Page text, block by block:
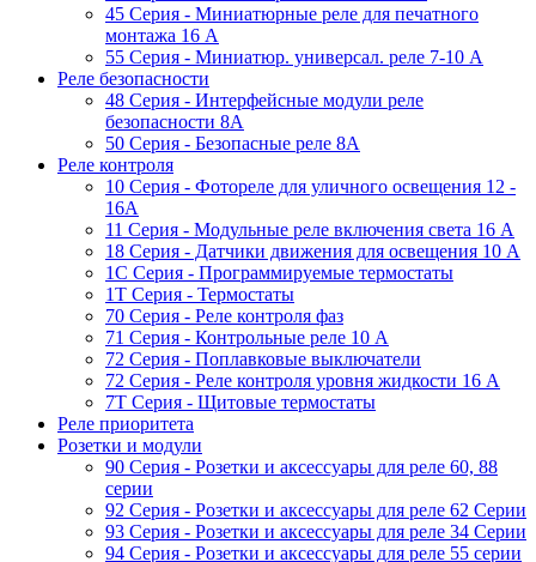
45 Серия - Миниатюрные реле для печатного
монтажа 16 A
55 Cерия - Миниатюр. универсал. реле 7-10 A
Реле безопасности
48 Серия - Интерфейсные модули реле
безопасности 8А
50 Серия - Безопасные реле 8А
Реле контроля
10 Серия - Фотореле для уличного освещения 12 -
16A
11 Серия - Модульные реле включения света 16 A
18 Серия - Датчики движения для освещения 10 A
1C Серия - Программируемые термостаты
1Т Серия - Термостаты
70 Серия - Реле контроля фаз
71 Серия - Контрольные реле 10 A
72 Серия - Поплавковые выключатели
72 Серия - Реле контроля уровня жидкости 16 А
7T Серия - Щитовые термостаты
Реле приоритета
Розетки и модули
90 Серия - Розетки и аксессуары для реле 60, 88
cерии
92 Серия - Розетки и аксессуары для реле 62 Серии
93 Серия - Розетки и аксессуары для реле 34 Серии
94 Серия - Розетки и аксессуары для реле 55 серии